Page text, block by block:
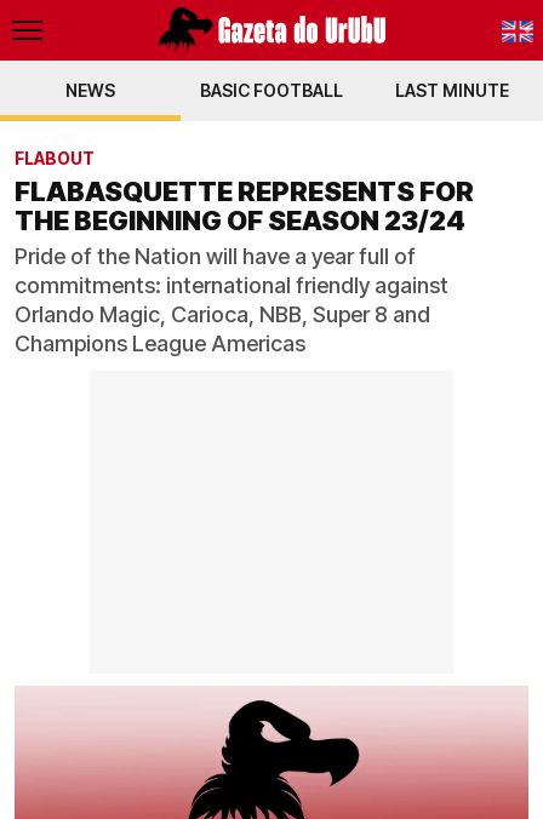
NEWS BASIC FOOTBALL LAST MINUTE
FLABOUT
FLABASQUETTE REPRESENTS FOR
THE BEGINNING OF SEASON 23/24
Pride of the Nation will have a year full of
commitments: international friendly against
Orlando Magic, Carioca, NBB, Super 8 and
Champions League Americas